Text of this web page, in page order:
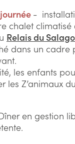
-
chalet climatisé
Relais du
dans un cadre
les enfants
les Z’animaux
en gestion